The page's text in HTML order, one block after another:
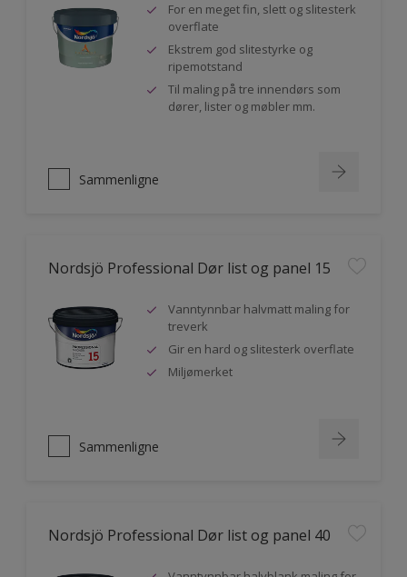
For en meget fin, slett og slitesterk
overflate
Ekstrem god slitestyrke og
ripemotstand
Til maling på tre innendørs som
dører, lister og møbler mm.
Sammenligne
Nordsjö Professional Dør list og panel 15
Vanntynnbar halvmatt maling for
treverk
Gir en hard og slitesterk overflate
Miljømerket
Sammenligne
Nordsjö Professional Dør list og panel 40